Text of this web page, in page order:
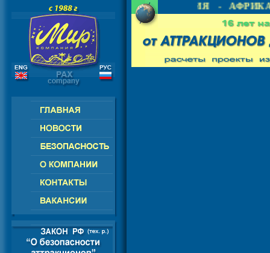
- ЕВРОПА - АМЕРИКА - АЗИЯ - АФРИКА